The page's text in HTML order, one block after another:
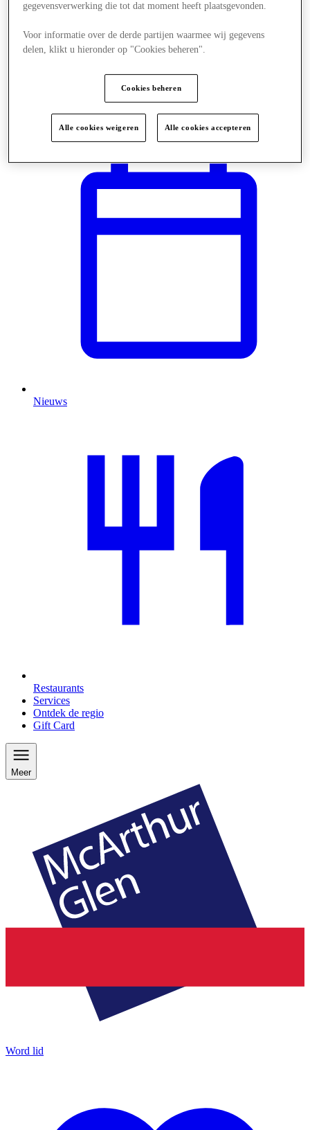
Plan je bezoek
Nieuws
Restaurants
Services
Ontdek de regio
Gift Card
Meer
Word lid
gegevensverwerking die tot dat moment heeft plaatsgevonden.
Voor informatie over de derde partijen waarmee wij gegevens
delen, klikt u hieronder op "Cookies beheren".
Cookies beheren
Alle cookies weigeren Alle cookies accepteren